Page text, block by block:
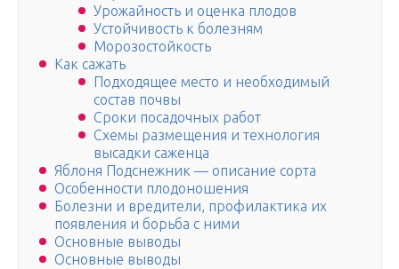
Урожайность и оценка плодов
Устойчивость к болезням
Морозостойкость
Как сажать
Подходящее место и необходимый
состав почвы
Сроки посадочных работ
Схемы размещения и технология
высадки саженца
Яблоня Подснежник — описание сорта
Особенности плодоношения
Болезни и вредители, профилактика их
появления и борьба с ними
Основные выводы
Основные выводы